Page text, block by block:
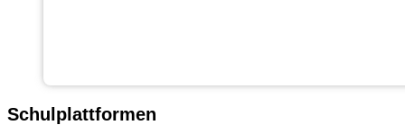
Schulplattformen